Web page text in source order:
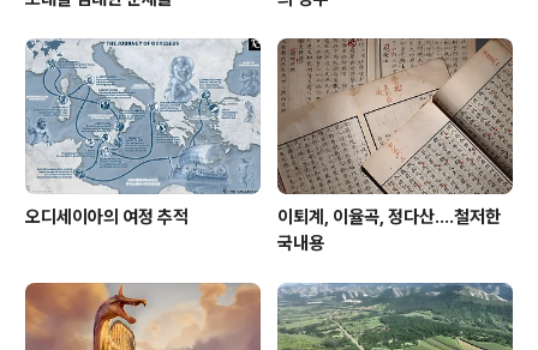
오디세이아의 여정 추적
이퇴계, 이율곡, 정다산....철저한
국내용